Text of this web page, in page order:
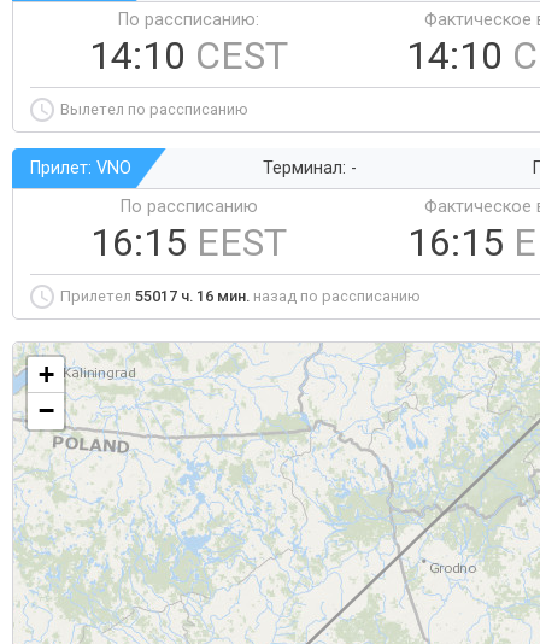
По рассписанию:
14:10 CEST
Фактическое
14:10
Вылетел по рассписанию
Прилет: VNO Терминал: -
По рассписанию
16:15 EEST
Фактическое
16:15
Прилетел 55017 ч. 16 мин. назад по рассписанию
+
−